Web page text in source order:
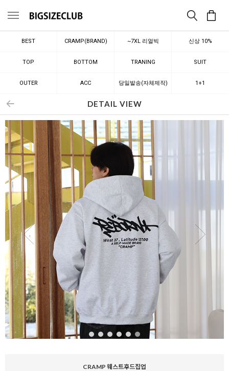
메뉴
BEST CRAMP(BRAND) ~7XL 리얼빅 신상 10%
TOP BOTTOM TRANING SUIT
OUTER ACC 당일발송(자체제작) 1+1
DETAIL VIEW
CRAMP 웨스트후드집업